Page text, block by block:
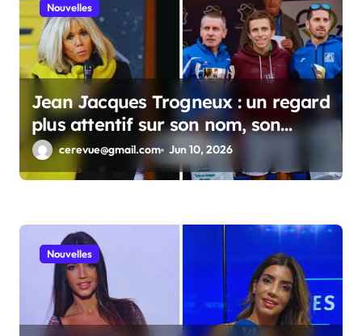
Nouvelles
Jean Jacques Trogneux : un regard
plus attentif sur son nom, son
parcours et son intérêt public
cerevue@gmail.com Jun 10, 2026
Nouvelles